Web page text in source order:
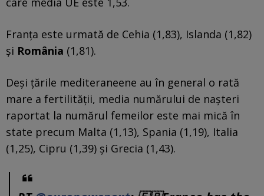
Franța este urmată de Cehia (1,83), Islanda (1,82)
și România (1,81).
Deși țările mediteraneene au în general o rată
mare a fertilității, media numărului de nașteri
raportat la numărul femeilor este mai mică în
state precum Malta (1,13), Spania (1,19), Italia
(1,25), Cipru (1,39) și Grecia (1,43).